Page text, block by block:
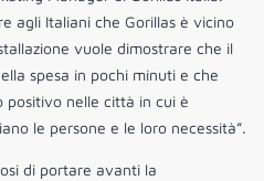
agli Italiani che Gorillas è vicino
vuole dimostrare che il
spesa in pochi minuti e che
nelle città in cui è
le persone e le loro necessità”.
di portare avanti la